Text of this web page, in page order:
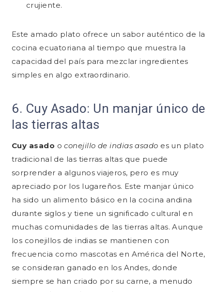
crujiente.
Este amado plato ofrece un sabor auténtico de la
cocina ecuatoriana al tiempo que muestra la
capacidad del país para mezclar ingredientes
simples en algo extraordinario.
6. Cuy Asado: Un manjar único de
las tierras altas
Cuy asado oconejillo de indias asado es un plato
tradicional de las tierras altas que puede
sorprender a algunos viajeros, pero es muy
apreciado por los lugareños. Este manjar único
ha sido un alimento básico en la cocina andina
durante siglos y tiene un significado cultural en
muchas comunidades de las tierras altas. Aunque
los conejillos de indias se mantienen con
frecuencia como mascotas en América del Norte,
se consideran ganado en los Andes, donde
siempre se han criado por su carne, a menudo